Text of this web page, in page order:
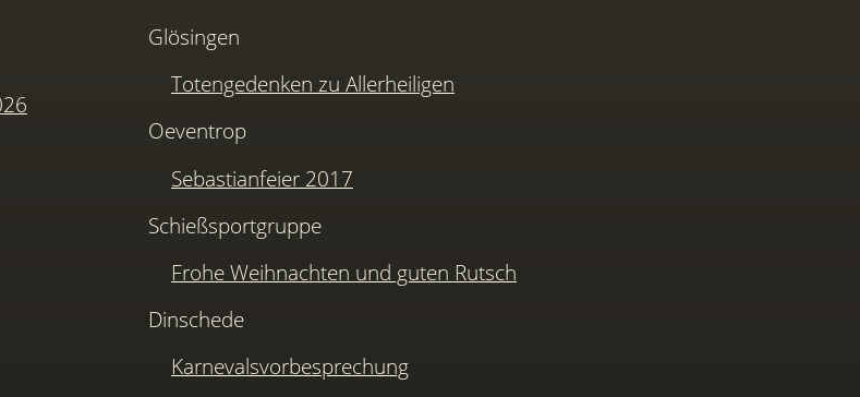
Glösingen
Totengedenken zu Allerheiligen
Oeventrop
Sebastianfeier 2017
Schießsportgruppe
Frohe Weihnachten und guten Rutsch
Dinschede
Karnevalsvorbesprechung